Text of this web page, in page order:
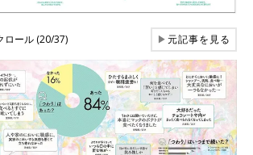
ロール (20/37) ▶元記事を見る